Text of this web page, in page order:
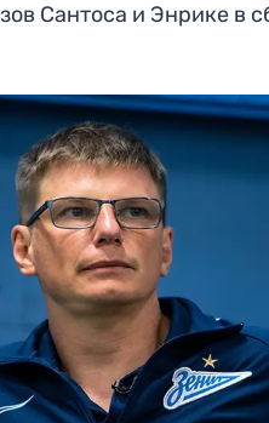
Сантоса и Энрике в